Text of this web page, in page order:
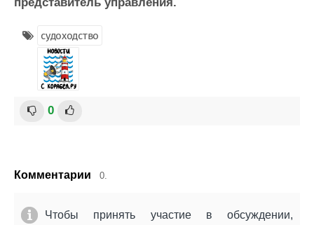
судоходство
0
Комментарии 0.
Чтобы принять участие в обсуждении,